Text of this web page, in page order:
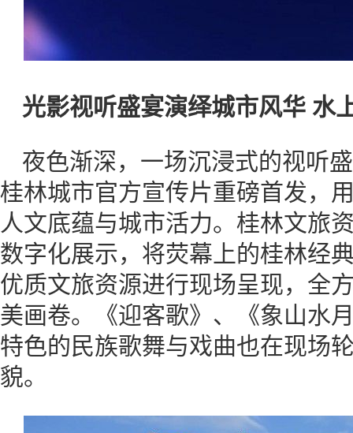
光影视听盛宴演绎城市风华 水
夜色渐深，一场沉浸式的视听
桂林城市官方宣传片重磅首发，
人文底蕴与城市活力。桂林文旅
数字化展示，将荧幕上的桂林经
优质文旅资源进行现场呈现，全
美画卷。《迎客歌》、《象山水
特色的民族歌舞与戏曲也在现场
貌。